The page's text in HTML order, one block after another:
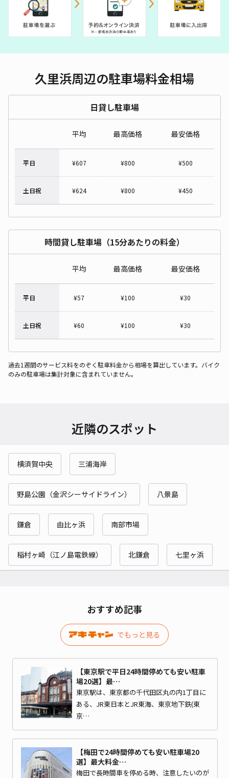
久里浜周辺の駐車場料金相場
日貸し駐車場
平均 最高価格 最安価格
平日 ¥607 ¥800 ¥500
土日祝 ¥624 ¥800 ¥450
時間貸し駐車場（15分あたりの料金）
平均 最高価格 最安価格
平日 ¥57 ¥100 ¥30
土日祝 ¥60 ¥100 ¥30
過去1週間のサービス料をのぞく駐車料金から相場を算出しています。バイク
のみの駐車場は集計対象に含まれていません。
近隣のスポット
横須賀中央 三浦海岸
野島公園（金沢シーサイドライン） 八景島
鎌倉 由比ヶ浜 南部市場
稲村ヶ崎（江ノ島電鉄線） 北鎌倉 七里ヶ浜
おすすめ記事
でもっと見る
【東京駅で平日24時間停めても安い駐車
場20選】最…
東京駅は、東京都の千代田区丸の内1丁目に
ある、JR東日本とJR東海、東京地下鉄(東
京…
【梅田で24時間停めても安い駐車場20
選】最大料金…
梅田で長時間車を停める時、注意したいのが